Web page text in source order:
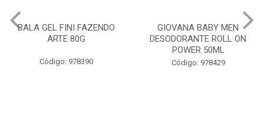
BALA GEL FINI FAZENDO
ARTE 80G
Código: 978390
GIOVANA BABY MEN
DESODORANTE ROLL ON
POWER 50ML
Código: 978429